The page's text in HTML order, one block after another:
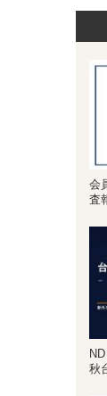
会
査
秋